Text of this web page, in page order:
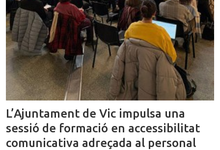
L’Ajuntament de Vic impulsa una
sessió de formació en accessibilitat
comunicativa adreçada al personal